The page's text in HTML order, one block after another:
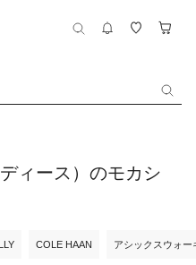
ィース）のモカシ
COLE HAAN アシックスウォー